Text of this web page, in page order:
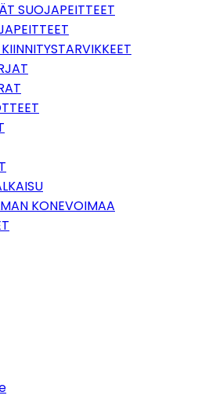
SUOJAPEITTEET
KONEVOIMAA